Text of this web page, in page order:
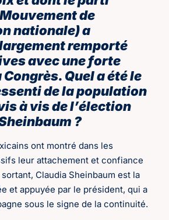
de
nationale) a
remporté
avec une forte
Quel a été le
de la population
à vis de l’élection
?
ont montré dans les
leur attachement et confiance
Claudia Sheinbaum est la
et appuyée par le président, qui a
sous le signe de la continuité.